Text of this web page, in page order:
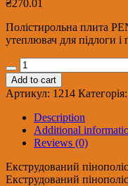
₴270.01
Полістирольна плита
утеплювач для підлоги і
Плита
28-
Г1
10см(50*2)х0,6х1,25(
4
шт/
уп)
термопайка
quantity
Add to cart
Артикул: 1214 Категорія:
Description
Additional
Reviews (0)
Екструдований
Екструдований